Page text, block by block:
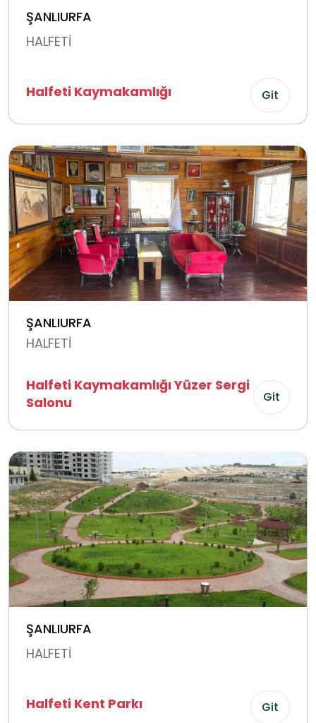
ŞANLIURFA
HALFETİ
Halfeti Kaymakamlığı Git
ŞANLIURFA
HALFETİ
Halfeti Kaymakamlığı Yüzer Sergi
Salonu
Git
ŞANLIURFA
HALFETİ
Halfeti Kent Parkı Git